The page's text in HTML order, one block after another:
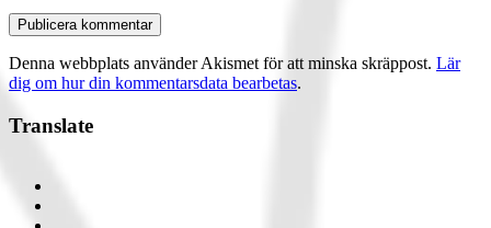
Denna webbplats använder Akismet för att minska skräppost. Lär
dig om hur din kommentarsdata bearbetas.
Primär
Translate